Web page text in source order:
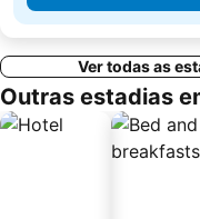
Ver todas as
Outras estadias